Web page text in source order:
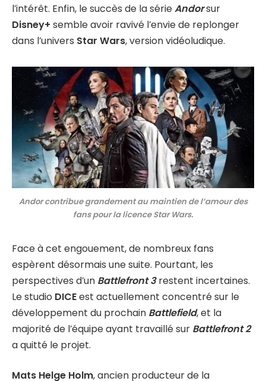
l’intérêt. Enfin, le succès de la sérieAndorsur
Disney+ semble avoir ravivé l’envie de replonger
dans l’univers Star Wars, version vidéoludique.
Andor contribue grandement au maintien de l’amour des
fans pour la licence Star Wars.
Face à cet engouement, de nombreux fans
espèrent désormais une suite. Pourtant, les
perspectives d’un Battlefront 3restent incertaines.
Le studio DICEest actuellement concentré sur le
développement du prochain Battlefield, et la
majorité de l’équipe ayant travaillé sur Battlefront 2
a quitté le projet.
Mats Helge Holm, ancien producteur de la